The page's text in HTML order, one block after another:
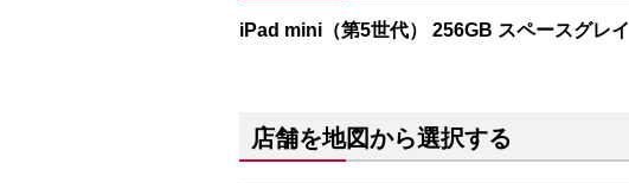
iPad mini（第5世代） 256GB スペースグレイ
店舗を地図から選択する